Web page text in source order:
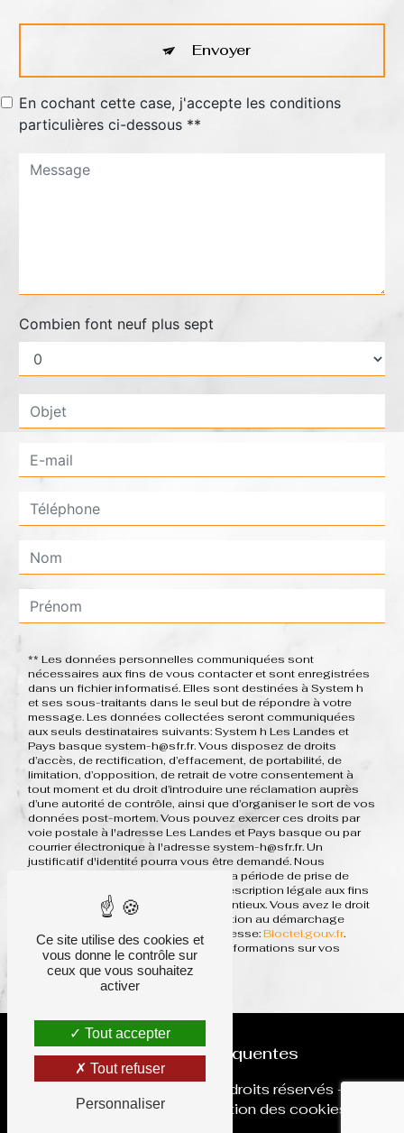
Combien font neuf plus sept
En cochant cette case, j'accepte les conditions
particulières ci-dessous **
Envoyer
** Les données personnelles communiquées sont
nécessaires aux fins de vous contacter et sont enregistrées
dans un fichier informatisé. Elles sont destinées à System h
et ses sous-traitants dans le seul but de répondre à votre
message. Les données collectées seront communiquées
aux seuls destinataires suivants: System h Les Landes et
Pays basque system-h@sfr.fr. Vous disposez de droits
d’accès, de rectification, d’effacement, de portabilité, de
limitation, d’opposition, de retrait de votre consentement à
tout moment et du droit d’introduire une réclamation auprès
d’une autorité de contrôle, ainsi que d’organiser le sort de vos
données post-mortem. Vous pouvez exercer ces droits par
voie postale à l'adresse Les Landes et Pays basque ou par
courrier électronique à l'adresse system-h@sfr.fr. Un
justificatif d'identité pourra vous être demandé. Nous
conservons vos données pendant la période de prise de
contact puis pendant la durée de prescription légale aux fins
probatoires et de gestion des contentieux. Vous avez le droit
de vous inscrire sur la liste d'opposition au démarchage
téléphonique, disponible à cette adresse:Bloctel.gouv.fr.
Consultez le site cnil.fr pour plus d’informations sur vos
droits.
Recherches fréquentes
- 2026 - Tous droits réservés -
Mentions légales
Gestion des cookies
Ce site utilise des cookies et
vous donne le contrôle sur
ceux que vous souhaitez
activer
Tout accepter
Tout refuser
Personnaliser